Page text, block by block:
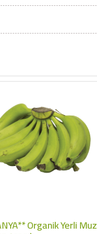
Organik Yerli Muz